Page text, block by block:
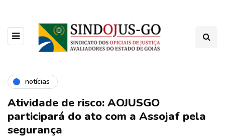
notícias
Atividade de risco: AOJUSGO
participará do ato com a Assojaf pela
segurança